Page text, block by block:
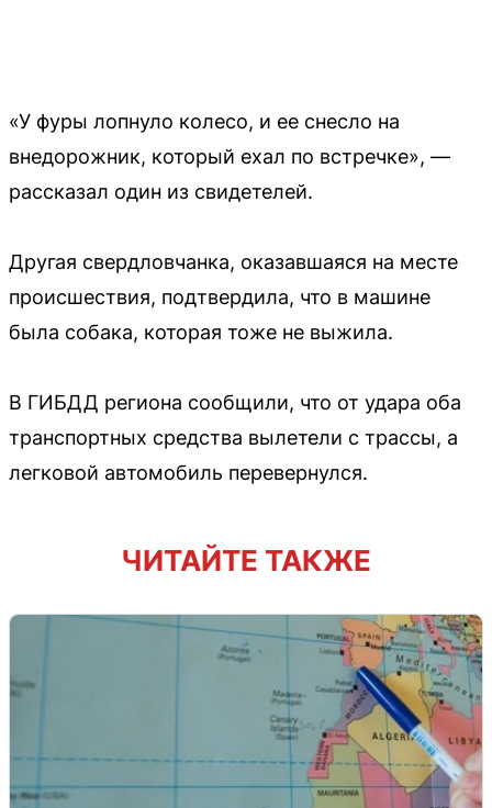
«У фуры лопнуло колесо, и ее снесло на
внедорожник, который ехал по встречке», —
рассказал один из свидетелей.
Другая свердловчанка, оказавшаяся на месте
происшествия, подтвердила, что в машине
была собака, которая тоже не выжила.
В ГИБДД региона сообщили, что от удара оба
транспортных средства вылетели с трассы, а
легковой автомобиль перевернулся.
ЧИТАЙТЕ ТАКЖЕ